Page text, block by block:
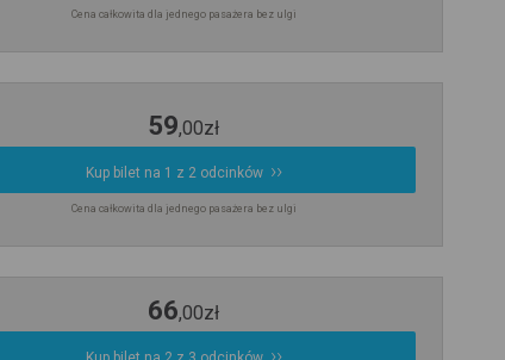
Cena całkowita dla jednego pasażera bez ulgi
59,00zł
Kup bilet na 1 z 2 odcinków
Cena całkowita dla jednego pasażera bez ulgi
66,00zł